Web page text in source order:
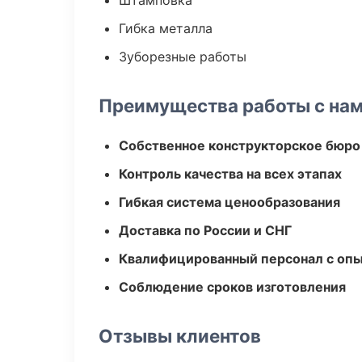
Гибка металла
Зуборезные работы
Преимущества работы с
Собственное конструкторское бюро
Контроль качества на всех этапах
Гибкая система ценообразования
Доставка по России и СНГ
Квалифицированный персонал с
Соблюдение сроков изготовления
Отзывы клиентов